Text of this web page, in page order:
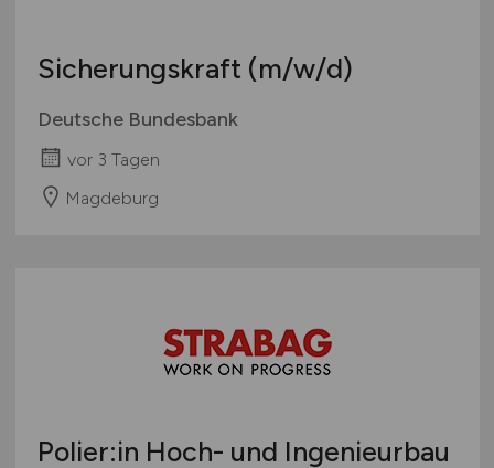
Sicherungskraft (m/w/d)
Deutsche Bundesbank
vor 3 Tagen
Magdeburg
Polier:in Hoch- und Ingenieurbau